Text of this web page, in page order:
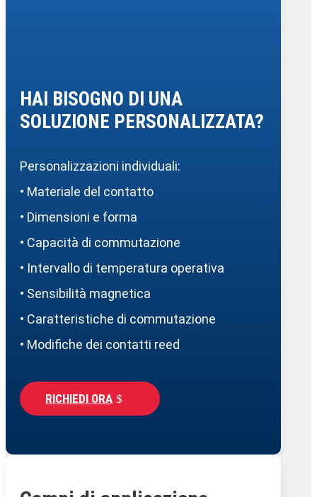
HAI BISOGNO DI UNA
SOLUZIONE PERSONALIZZATA?
Personalizzazioni individuali:
• Materiale del contatto
• Dimensioni e forma
• Capacità di commutazione
• Intervallo di temperatura operativa
• Sensibilità magnetica
• Caratteristiche di commutazione
• Modifiche dei contatti reed
RICHIEDI ORA